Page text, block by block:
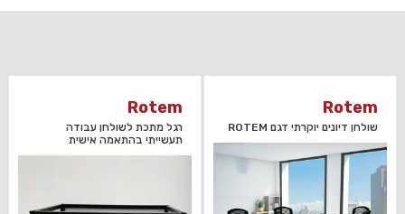
Rotem
שולחן דיונים יוקרתי דגם ROTEM
Rotem
רגל מתכת לשולחן עבודה
תעשייתי בהתאמה אישית